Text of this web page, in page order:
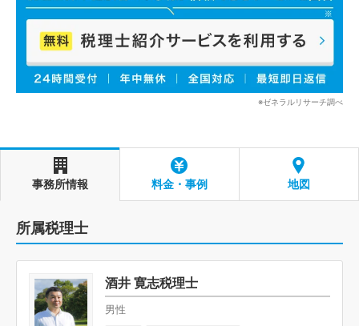
※ゼネラルリサーチ調べ
事務所情報 料金・事例 地図
所属税理士
酒井 寛志税理士
男性